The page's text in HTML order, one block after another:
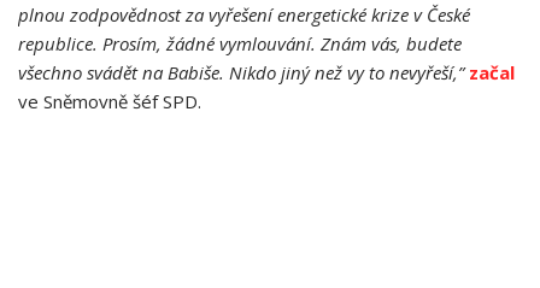
plnou zodpovědnost za vyřešení energetické krize v České
republice. Prosím, žádné vymlouvání. Znám vás, budete
všechno svádět na Babiše. Nikdo jiný než vy to nevyřeší,” začal
ve Sněmovně šéf SPD.